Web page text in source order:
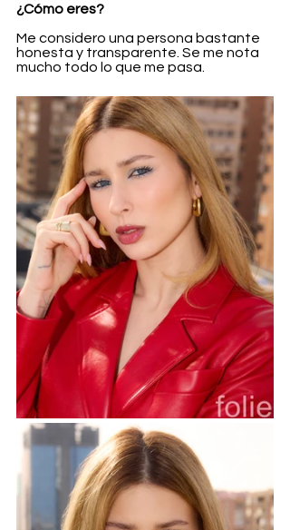
¿Cómo eres?
Me considero una persona bastante
honesta y transparente. Se me nota
mucho todo lo que me pasa.